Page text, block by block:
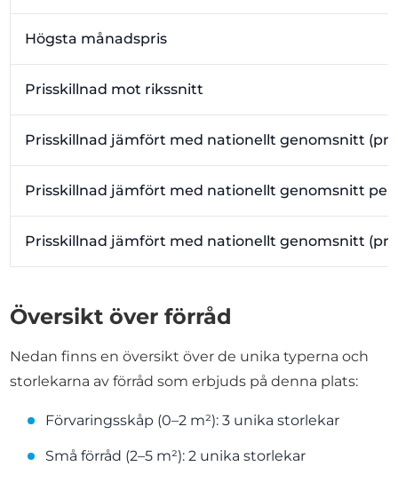
Högsta månadspris
Prisskillnad mot rikssnitt
Prisskillnad jämfört med nationellt genomsnitt
Prisskillnad jämfört med nationellt genomsnitt per
Prisskillnad jämfört med nationellt genomsnitt
Översikt över förråd
Nedan finns en översikt över de unika typerna och
storlekarna av förråd som erbjuds på denna plats:
Förvaringsskåp (0–2 m²): 3 unika storlekar
Små förråd (2–5 m²): 2 unika storlekar